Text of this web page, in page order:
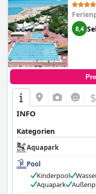
8,4
$
INFO
Kategorien
Aquapark
Pool
Kinderpool
Aquapark